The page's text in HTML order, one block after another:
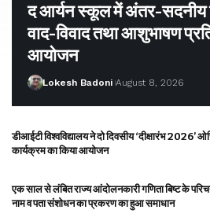
द आर्यन स्कूल में अंतर-सदनीय
वाद-विवाद तथा आशुभाषण
आयोजन
Lokesh Badoni August 8, 2026
डीआईटी विश्वविद्यालय ने दो दिवसीय ‘दीक्षारंभ 2026’
कार्यक्रम का किया आयोजन
एक साल से लंबित राज्य आंदोलनकारी गणिता बिष्ट के
नाम व पता संशोधन का प्रकरण का हुआ समाधान